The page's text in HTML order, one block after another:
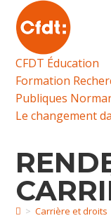
content
CFDT Éducation
Formation
Publiques
Le changement
> Carrière et droits